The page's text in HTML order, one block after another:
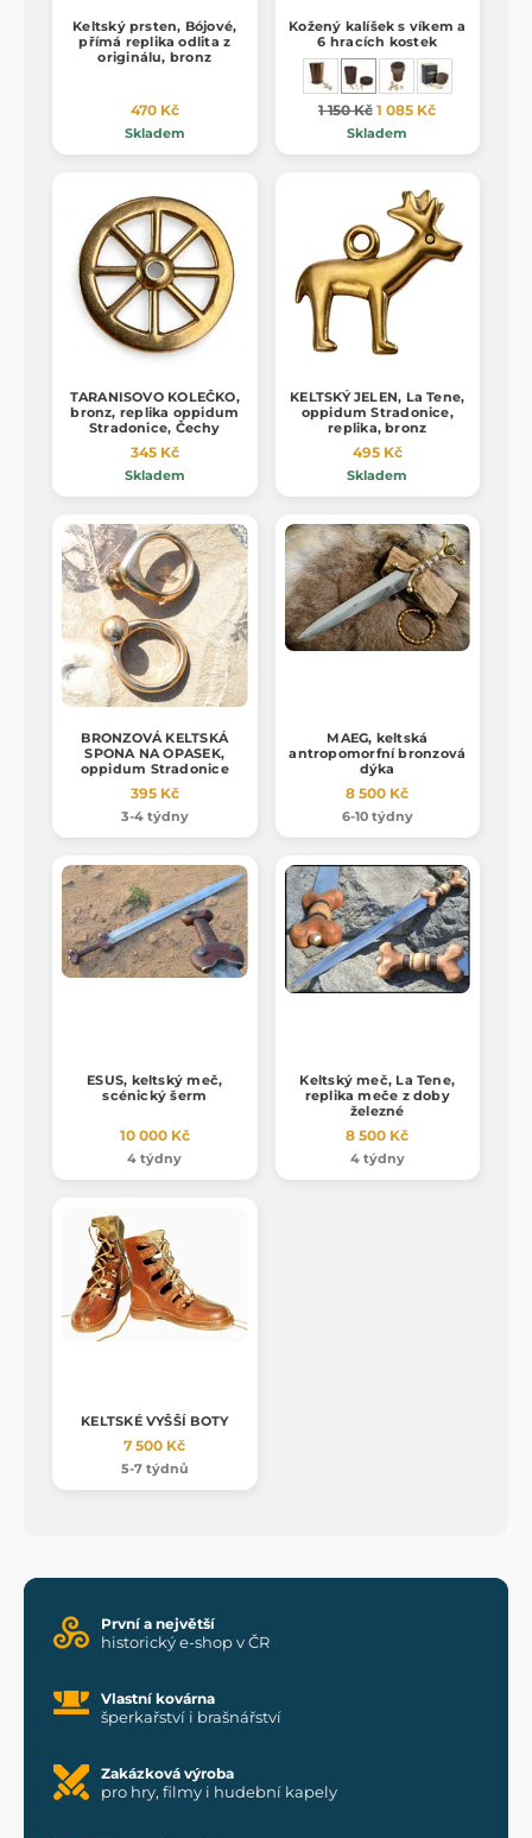
Keltský prsten, Bójové,
přímá replika odlita z
originálu, bronz
470 Kč
Skladem
Kožený kalíšek s víkem a
6 hracích kostek
1 150 Kč 1 085 Kč
Skladem
TARANISOVO KOLEČKO,
bronz, replika oppidum
Stradonice, Čechy
345 Kč
Skladem
KELTSKÝ JELEN, La Tene,
oppidum Stradonice,
replika, bronz
495 Kč
Skladem
BRONZOVÁ KELTSKÁ
SPONA NA OPASEK,
oppidum Stradonice
395 Kč
3-4 týdny
MAEG, keltská
antropomorfní bronzová
dýka
8 500 Kč
6-10 týdny
ESUS, keltský meč,
scénický šerm
10 000 Kč
4 týdny
Keltský meč, La Tene,
replika meče z doby
železné
8 500 Kč
4 týdny
KELTSKÉ VYŠŠÍ BOTY
7 500 Kč
5-7 týdnů
První a největší
historický e-shop v ČR
Vlastní kovárna
šperkařství i brašnářství
Zakázková výroba
pro hry, filmy i hudební kapely